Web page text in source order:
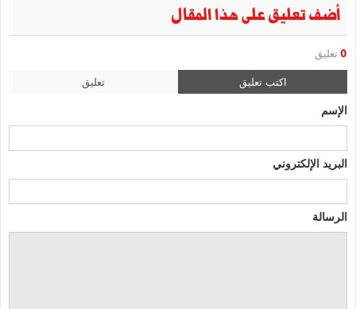
أضف تعليق على هذا المقال
0 تعليق
اكتب تعليق تعليق
الإسم
البريد الإلكتروني
الرسالة